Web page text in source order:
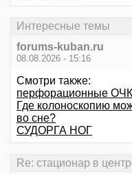
Интересные темы
forums-kuban.ru
08.08.2026 - 15:16
Смотри также:
перфорационные
Где колоноскопию
во сне?
СУДОРГА НОГ
Re: стационар в